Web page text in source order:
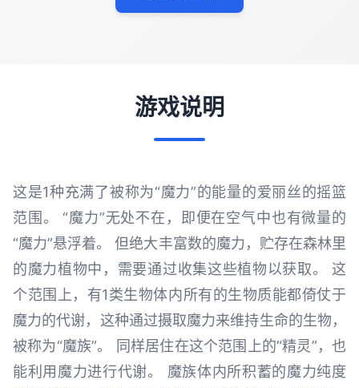
游戏说明
这是1种充满了被称为“魔力”的能量的爱丽丝的摇篮
范围。 “魔力”无处不在，即便在空气中也有微量的
“魔力”悬浮着。 但绝大丰富数的魔力，贮存在森林里
的魔力植物中，需要通过收集这些植物以获取。 这
个范围上，有1类生物体内所有的生物质能都倚仗于
魔力的代谢，这种通过摄取魔力来维持生命的生物，
被称为“魔族”。 同样居住在这个范围上的“精灵”，也
能利用魔力进行代谢。 魔族体内所积蓄的魔力纯度